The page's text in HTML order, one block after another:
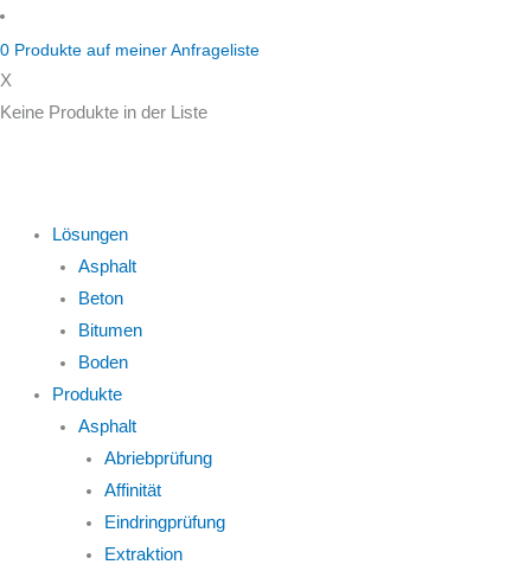
Zum
Inhalt
springen
0 Produkte auf meiner Anfrageliste
X
Keine Produkte in der Liste
Lösungen
Asphalt
Beton
Bitumen
Boden
Produkte
Asphalt
Abriebprüfung
Affinität
Eindringprüfung
Extraktion